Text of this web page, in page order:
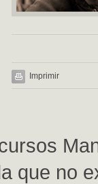
Imprimir
que no